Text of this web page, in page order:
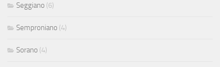
Seggiano (6)
Semproniano (4)
Sorano (4)